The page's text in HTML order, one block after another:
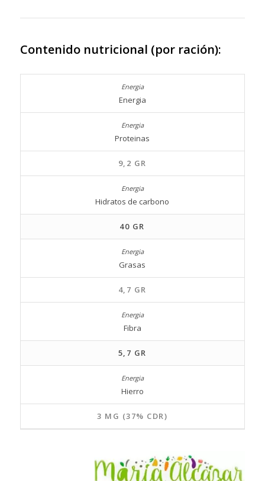
Contenido nutricional (por ración):
Energia
Proteinas
9,2 GR
Hidratos de carbono
40 GR
Grasas
4,7 GR
Fibra
5,7 GR
Hierro
3 MG (37% CDR)